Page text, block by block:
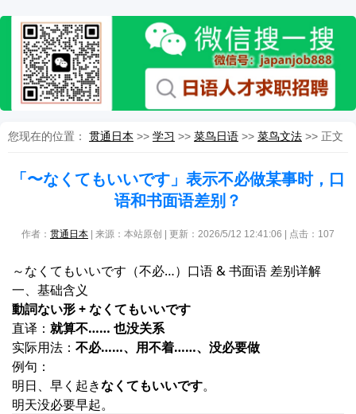
您现在的位置： 贯通日本 >> 学习 >> 菜鸟日语 >> 菜鸟文法 >> 正文
「〜なくてもいいです」表示不必做某事时，口
语和书面语差别？
作者： 贯通日本 | 来源：本站原创 | 更新：2026/5/12 12:41:06 | 点击： 107
～なくてもいいです（不必…）口语 & 书面语 差别详解
一、基础含义
動詞ない形 + なくてもいいです
直译： 就算不…… 也没关系
实际用法： 不必……、用不着……、没必要做
例句：
明日、早く起きなくてもいいです。
明天没必要早起。